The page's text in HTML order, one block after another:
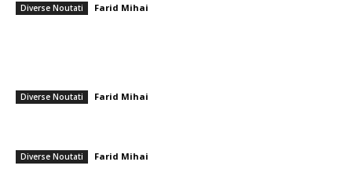
Diverse Noutati Farid Mihai
Diverse Noutati Farid Mihai
Diverse Noutati Farid Mihai